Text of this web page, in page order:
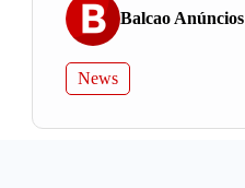
Balcao Anúncios
News